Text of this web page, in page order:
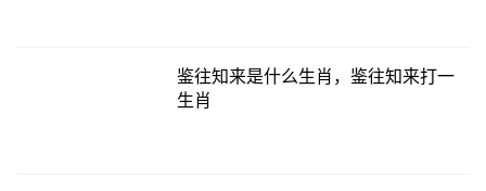
鉴往知来是什么生肖，鉴往知来打一
生肖